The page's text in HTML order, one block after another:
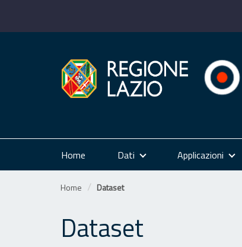
Home Dati Applicazioni
Home Dataset
Dataset